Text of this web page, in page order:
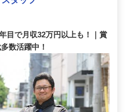
目で月収32万円以上も！｜賞
数活躍中！